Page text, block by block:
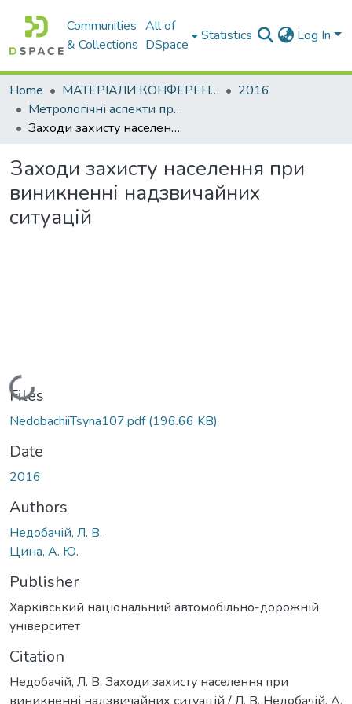
Communities
& Collections
All of
DSpace
Statistics Log In
Home МАТЕРІАЛИ КОНФЕРЕНЦІЙ
2016
Метрологічні аспекти прийняття рішень в умовах роботи на техногенно небезпечних об’єктах
Заходи захисту населення при виникненні надзвичайних ситуацій
Заходи захисту населення при
виникненні надзвичайних
ситуацій
Loading...
Files
NedobachiiTsyna107.pdf(196.66 KB)
Date
2016
Authors
Недобачій, Л. В.
Цина, А. Ю.
Publisher
Харківський національний автомобільно-дорожній
університет
Citation
Недобачій, Л. В. Заходи захисту населення при